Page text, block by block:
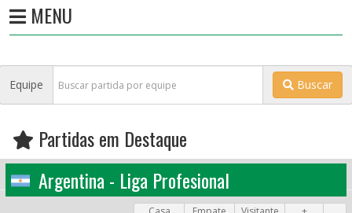
MENU
Equipe Buscar
Partidas em Destaque
Argentina - Liga Profesional